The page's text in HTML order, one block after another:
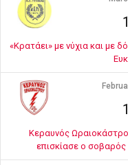
1
«Κρατάει» με νύχια και με
1
Κεραυνός
επισκίασε ο